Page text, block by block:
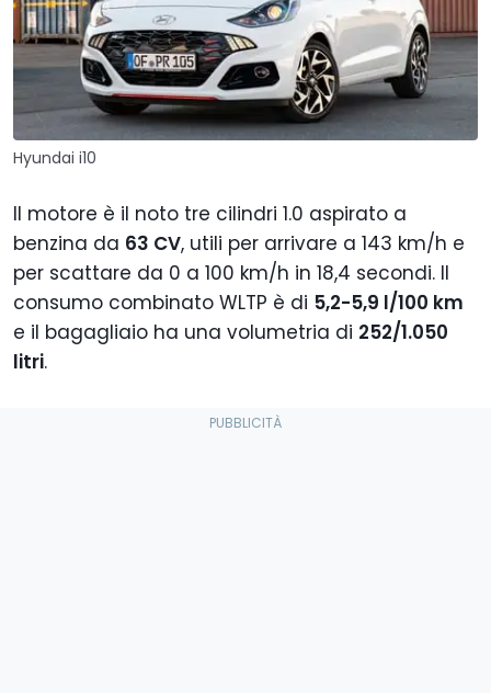
Hyundai i10
Il motore è il noto tre cilindri 1.0 aspirato a
benzina da 63 CV, utili per arrivare a 143 km/h e
per scattare da 0 a 100 km/h in 18,4 secondi. Il
consumo combinato WLTP è di 5,2-5,9 l/100 km
e il bagagliaio ha una volumetria di 252/1.050
litri.